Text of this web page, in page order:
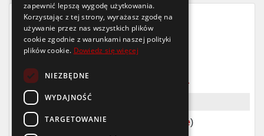
Raty
10x0%
Profil
205/60 R16
XL
Opona bieżnikowana
4 opinie)
zapewnić lepszą wygodę użytkowania.
Korzystając z tej strony, wyrażasz zgodę na
używanie przez nas wszystkich plików
cookie zgodnie z warunkami naszej polityki
plików cookie. Dowiedz się więcej
NIEZBĘDNE
WYDAJNOŚĆ
TARGETOWANIE